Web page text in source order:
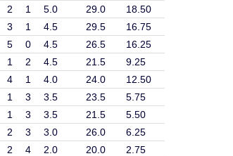
2 1 5.0 29.0
18.50
3 1 4.5 29.5
16.75
5 0 4.5 26.5
16.25
1 2 4.5 21.5
9.25
4 1 4.0 24.0
12.50
1 3 3.5 23.5
5.75
1 3 3.5 21.5
5.50
2 3 3.0 26.0
6.25
2 4 2.0 20.0
2.75